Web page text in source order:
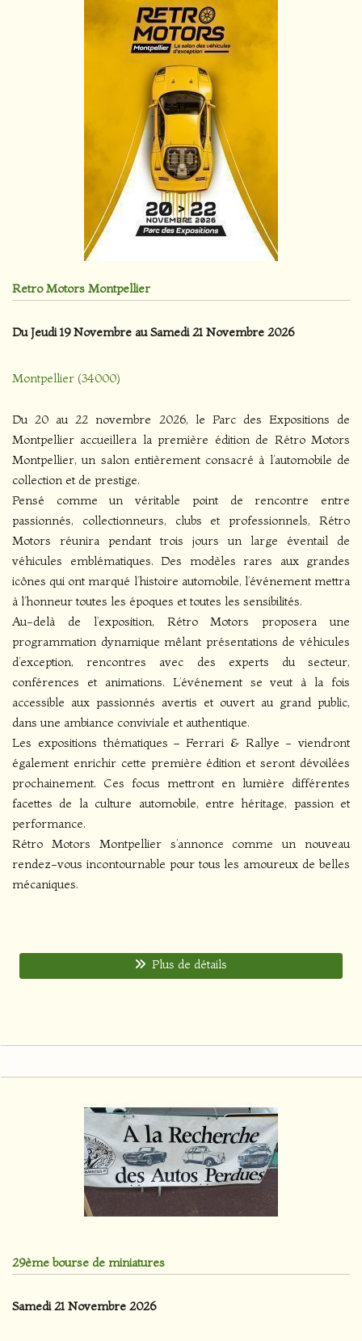
Retro Motors Montpellier
Du Jeudi 19 Novembre au Samedi 21 Novembre 2026
Montpellier (34000)
Du 20 au 22 novembre 2026, le Parc des Expositions de
Montpellier accueillera la première édition de Rétro Motors
Montpellier, un salon entièrement consacré à l’automobile de
collection et de prestige.
Pensé comme un véritable point de rencontre entre
passionnés, collectionneurs, clubs et professionnels, Rétro
Motors réunira pendant trois jours un large éventail de
véhicules emblématiques. Des modèles rares aux grandes
icônes qui ont marqué l’histoire automobile, l’événement mettra
à l’honneur toutes les époques et toutes les sensibilités.
Au-delà de l’exposition, Rétro Motors proposera une
programmation dynamique mêlant présentations de véhicules
d’exception, rencontres avec des experts du secteur,
conférences et animations. L’événement se veut à la fois
accessible aux passionnés avertis et ouvert au grand public,
dans une ambiance conviviale et authentique.
Les expositions thématiques – Ferrari & Rallye - viendront
également enrichir cette première édition et seront dévoilées
prochainement. Ces focus mettront en lumière différentes
facettes de la culture automobile, entre héritage, passion et
performance.
Rétro Motors Montpellier s’annonce comme un nouveau
rendez-vous incontournable pour tous les amoureux de belles
mécaniques.
Plus de détails
29ème bourse de miniatures
Samedi 21 Novembre 2026